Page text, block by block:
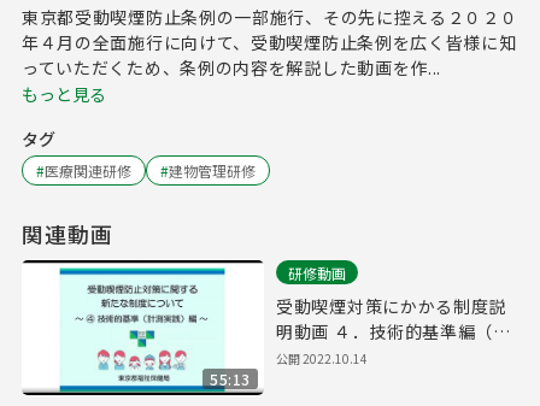
東京都受動喫煙防止条例の一部施行、その先に控える２０２０
年４月の全面施行に向けて、受動喫煙防止条例を広く皆様に知
っていただくため、条例の内容を解説した動画を作...
もっと見る
タグ
#医療関連研修 #建物管理研修
関連動画
55:13
研修動画
受動喫煙対策にかかる制度説
明動画 ４．技術的基準編（①
全編）
公開2022.10.14